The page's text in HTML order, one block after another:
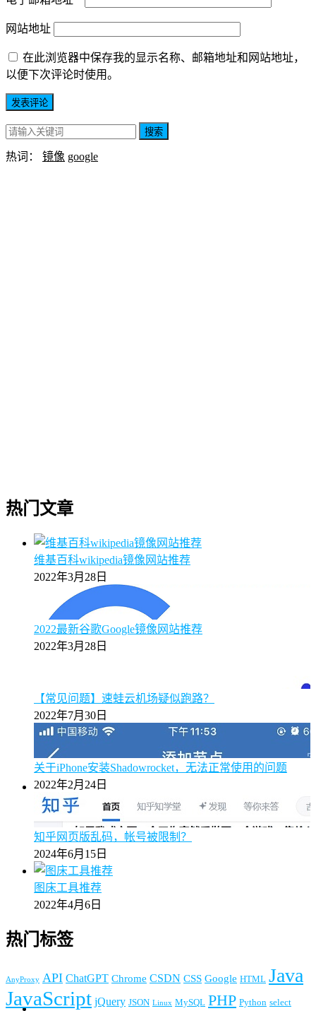
网站地址
在此浏览器中保存我的显示名称、邮箱地址和网站地址，
以便下次评论时使用。
搜索
热词： 镜像 google
热门文章
维基百科wikipedia镜像网站推荐
2022年3月28日
2022最新谷歌Google镜像网站推荐
2022年3月28日
【常见问题】速蛙云机场疑似跑路？
2022年7月30日
关于iPhone安装Shadowrocket，无法正常使用的问题
2022年2月24日
知乎网页版乱码，帐号被限制？
2024年6月15日
图床工具推荐
2022年4月6日
热门标签
AnyProxy API ChatGPT Chrome CSDN CSS Google HTML Java
JavaScript jQuery JSON Linux MySQL PHP Python select